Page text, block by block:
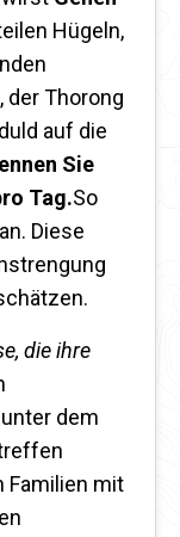
Hügeln,
der Thorong
auf die
Sie
Tag.So
Diese
die ihre
dem
Familien mit